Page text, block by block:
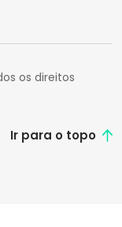
os direitos
Ir para o topo